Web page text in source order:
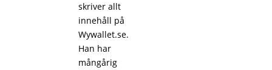
skriver allt
innehåll på
Wywallet.se.
Han har
mångårig